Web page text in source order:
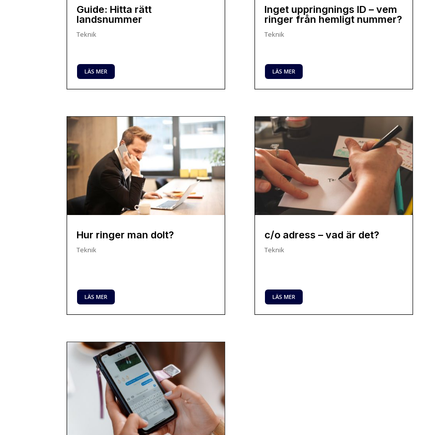
Guide: Hitta rätt
landsnummer
Teknik
LÄS MER
Hur ringer man dolt?
Teknik
LÄS MER
Inget uppringnings ID – vem
ringer från hemligt nummer?
Teknik
LÄS MER
c/o adress – vad är det?
Teknik
LÄS MER